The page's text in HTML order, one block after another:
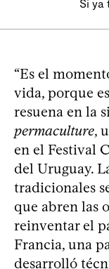
Si ya
“Es el
vida, porque
resuena en la
permaculture,
en el Festival
del Uruguay.
tradicionales
que abren las
reinventar el
Francia, una
desarrolló